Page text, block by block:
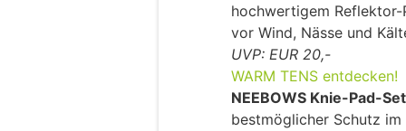
hochwertigem
vor Wind, Nässe und
UVP: EUR 20,-
WARM TENS entdecken!
NEEBOWS Knie-Pad-
bestmöglicher Schutz